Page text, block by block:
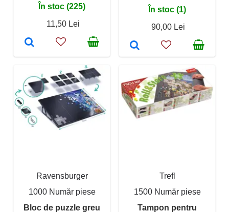
În stoc (225)
11,50 Lei
În stoc (1)
90,00 Lei
Ravensburger
1000 Număr piese
Bloc de puzzle greu
Trefl
1500 Număr piese
Tampon pentru